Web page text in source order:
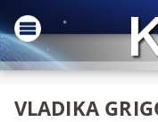
VLADIKA